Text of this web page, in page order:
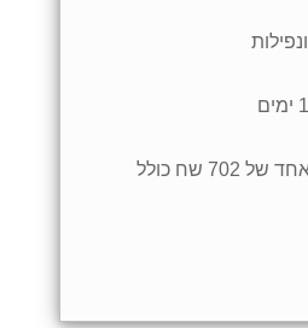
בתשלום שנתי אחד של 702 שח כולל